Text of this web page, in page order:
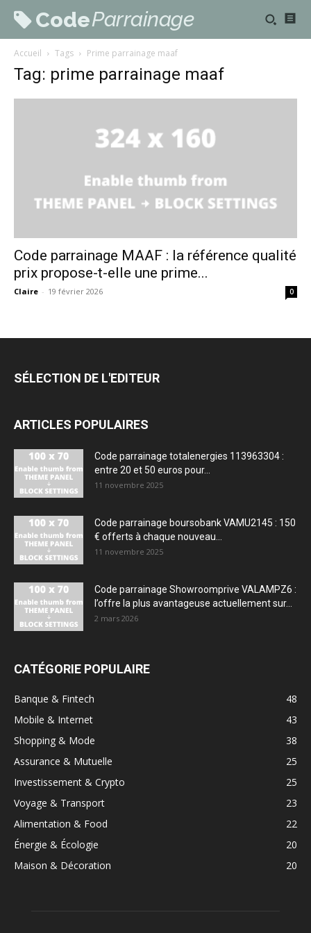
CodeParrainage
Accueil Tags Prime parrainage maaf
Tag: prime parrainage maaf
Code parrainage MAAF : la référence qualité
prix propose-t-elle une prime...
Claire - 19 février 2026 0
SÉLECTION DE L'EDITEUR
ARTICLES POPULAIRES
Code parrainage totalenergies 113963304 :
entre 20 et 50 euros pour...
11 novembre 2025
Code parrainage boursobank VAMU2145 : 150
€ offerts à chaque nouveau...
11 novembre 2025
Code parrainage Showroomprive VALAMPZ6 :
l’offre la plus avantageuse actuellement sur...
2 mars 2026
CATÉGORIE POPULAIRE
Banque & Fintech
48
Mobile & Internet
43
Shopping & Mode
38
Assurance & Mutuelle
25
Investissement & Crypto
25
Voyage & Transport
23
Alimentation & Food
22
Énergie & Écologie
20
Maison & Décoration
20